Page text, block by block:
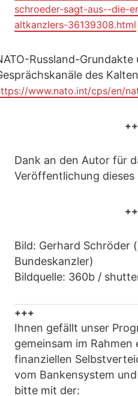
schroeder-sagt-aus--die-
altkanzlers-36139308.html
Russland-
des
www.nato.int/cps/en/
Dank an den Autor für
Veröffentlichung dieses
Bild: Gerhard Schröder
Bundeskanzler)
Bildquelle: 360b /
+++
Ihnen gefällt unser
gemeinsam im Rahmen
finanziellen
vom Bankensystem
bitte mit der: